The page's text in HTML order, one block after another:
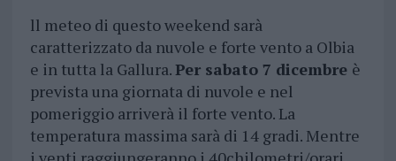
ll meteo di questo weekend sarà
caratterizzato da nuvole e forte vento a Olbia
e in tutta la Gallura.Per sabato 7 dicembre è
prevista una giornata di nuvole e nel
pomeriggio arriverà il forte vento. La
temperatura massima sarà di 14 gradi. Mentre